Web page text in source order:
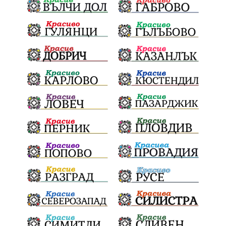
Окръжен съд санкции инвестиции
Койнаре Плевенска филхармония
Общински съвет Наркотици Лято 2025
щети културен календар
Дарителска кампания дело подкрепа
театър Българска армия Георги Парцалев
Радостин Василев Регионална библиотека
„Христо Смирненски“ напояване